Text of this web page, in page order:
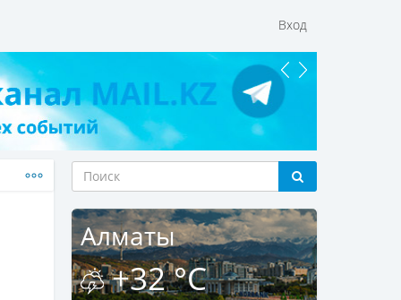
Вход
Алматы
+32 °C